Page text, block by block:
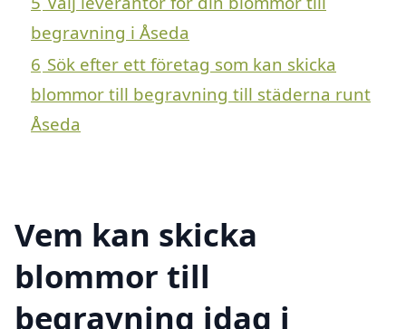
begravning i Åseda
6 Sök efter ett företag som kan skicka
blommor till begravning till städerna runt
Åseda
Vem kan skicka
blommor till
begravning idag i